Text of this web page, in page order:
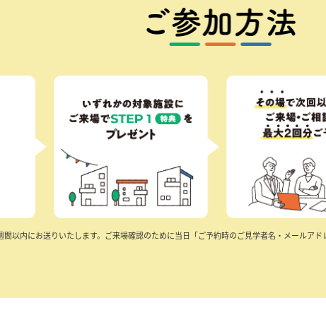
以内にお送りいたします。ご来場確認のために当日「ご予約時のご見学者名・メールア